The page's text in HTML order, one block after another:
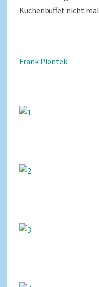
Kuchenbuffet nicht
Frank Piontek